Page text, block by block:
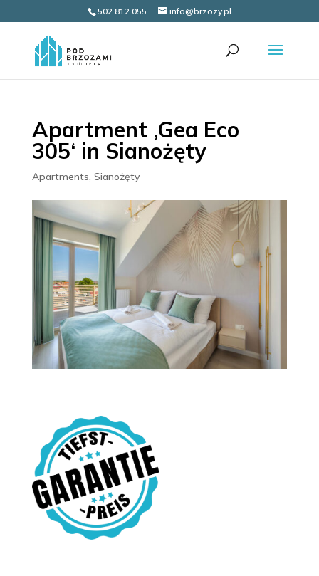
502 812 055 info@brzozy.pl
Apartment ‚Gea Eco
305‘ in Sianożęty
Apartments, Sianożęty